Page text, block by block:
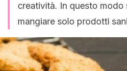
creatività. In questo modo
mangiare solo prodotti